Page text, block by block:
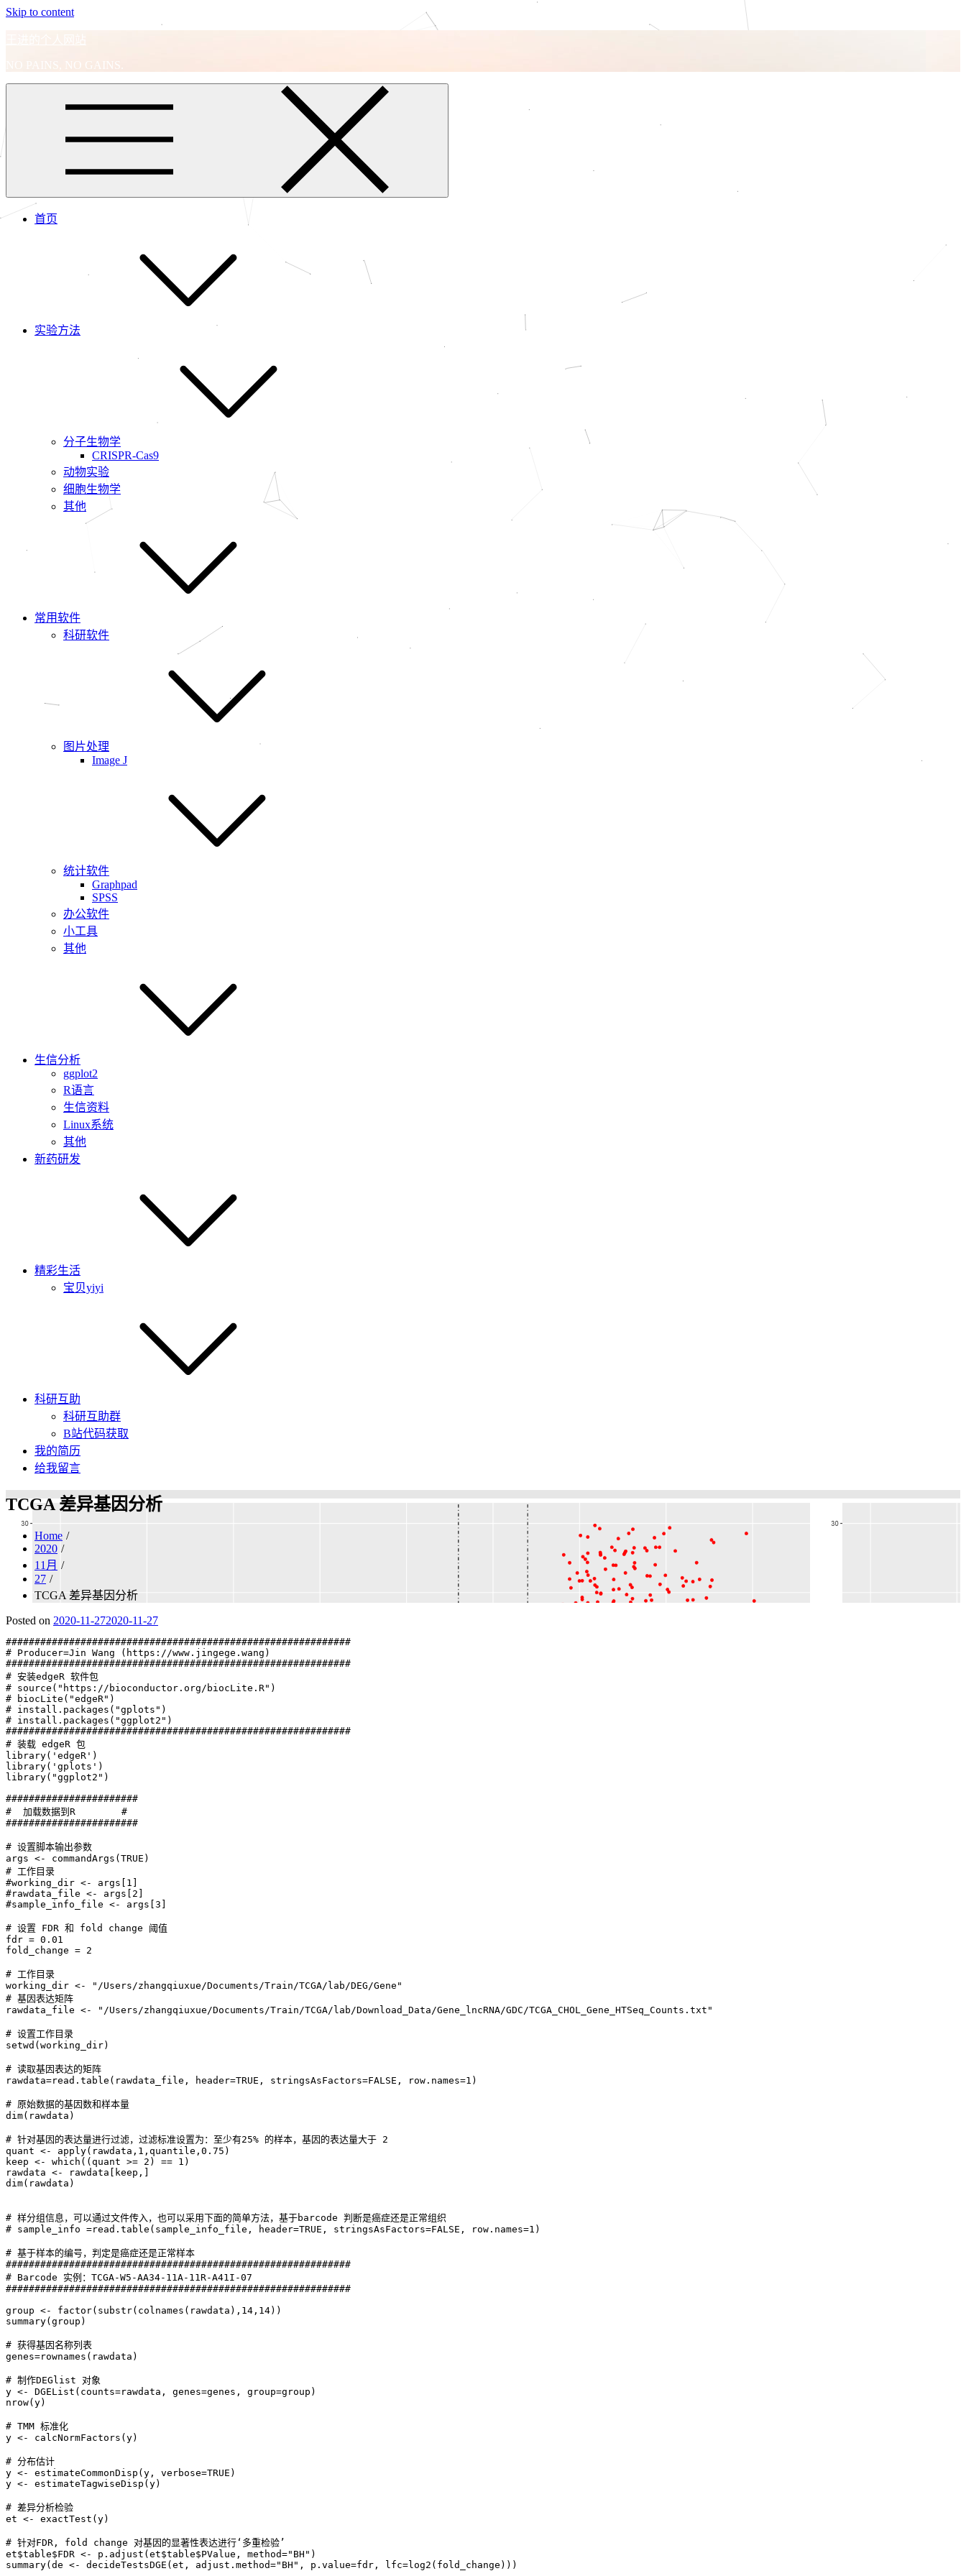
Skip to content
王进的个人网站
NO PAINS, NO GAINS.
首页
实验方法
分子生物学
CRISPR-Cas9
动物实验
细胞生物学
其他
常用软件
科研软件
图片处理
Image J
统计软件
Graphpad
SPSS
办公软件
小工具
其他
生信分析
ggplot2
R语言
生信资料
Linux系统
其他
新药研发
精彩生活
宝贝yiyi
科研互助
科研互助群
B站代码获取
我的简历
给我留言
TCGA 差异基因分析
Home
2020
11月
27
TCGA 差异基因分析
Posted on 2020-11-272020-11-27
############################################################
# Producer=Jin Wang (https://www.jingege.wang)
############################################################
# 安装edgeR 软件包
# source("https://bioconductor.org/biocLite.R")
# biocLite("edgeR")
# install.packages("gplots")
# install.packages("ggplot2")
############################################################
# 装载 edgeR 包
library('edgeR')
library('gplots')
library("ggplot2")
#######################
#  加载数据到R        #
#######################
# 设置脚本输出参数
args <- commandArgs(TRUE)
# 工作目录
#working_dir <- args[1]
#rawdata_file <- args[2]
#sample_info_file <- args[3]
# 设置 FDR 和 fold change 阈值
fdr = 0.01
fold_change = 2
# 工作目录
working_dir <- "/Users/zhangqiuxue/Documents/Train/TCGA/lab/DEG/Gene"
# 基因表达矩阵
rawdata_file <- "/Users/zhangqiuxue/Documents/Train/TCGA/lab/Download_Data/Gene_lncRNA/GDC/TCGA_CHOL_Gene_HTSeq_Counts.txt"
# 设置工作目录
setwd(working_dir)
# 读取基因表达的矩阵
rawdata=read.table(rawdata_file, header=TRUE, stringsAsFactors=FALSE, row.names=1)
# 原始数据的基因数和样本量
dim(rawdata)
# 针对基因的表达量进行过滤，过滤标准设置为：至少有25% 的样本，基因的表达量大于 2
quant <- apply(rawdata,1,quantile,0.75)
keep <- which((quant >= 2) == 1)
rawdata <- rawdata[keep,]
dim(rawdata)
# 样分组信息，可以通过文件传入，也可以采用下面的简单方法，基于barcode 判断是癌症还是正常组织
# sample_info =read.table(sample_info_file, header=TRUE, stringsAsFactors=FALSE, row.names=1)
# 基于样本的编号，判定是癌症还是正常样本
############################################################
# Barcode 实例：TCGA-W5-AA34-11A-11R-A41I-07
############################################################
group <- factor(substr(colnames(rawdata),14,14))
summary(group)
# 获得基因名称列表
genes=rownames(rawdata)
# 制作DEGlist 对象
y <- DGEList(counts=rawdata, genes=genes, group=group)
nrow(y)
# TMM 标准化
y <- calcNormFactors(y)
# 分布估计
y <- estimateCommonDisp(y, verbose=TRUE)
y <- estimateTagwiseDisp(y)
# 差异分析检验
et <- exactTest(y)
# 针对FDR, fold change 对基因的显著性表达进行‘多重检验’
et$table$FDR <- p.adjust(et$table$PValue, method="BH")
summary(de <- decideTestsDGE(et, adjust.method="BH", p.value=fdr, lfc=log2(fold_change)))